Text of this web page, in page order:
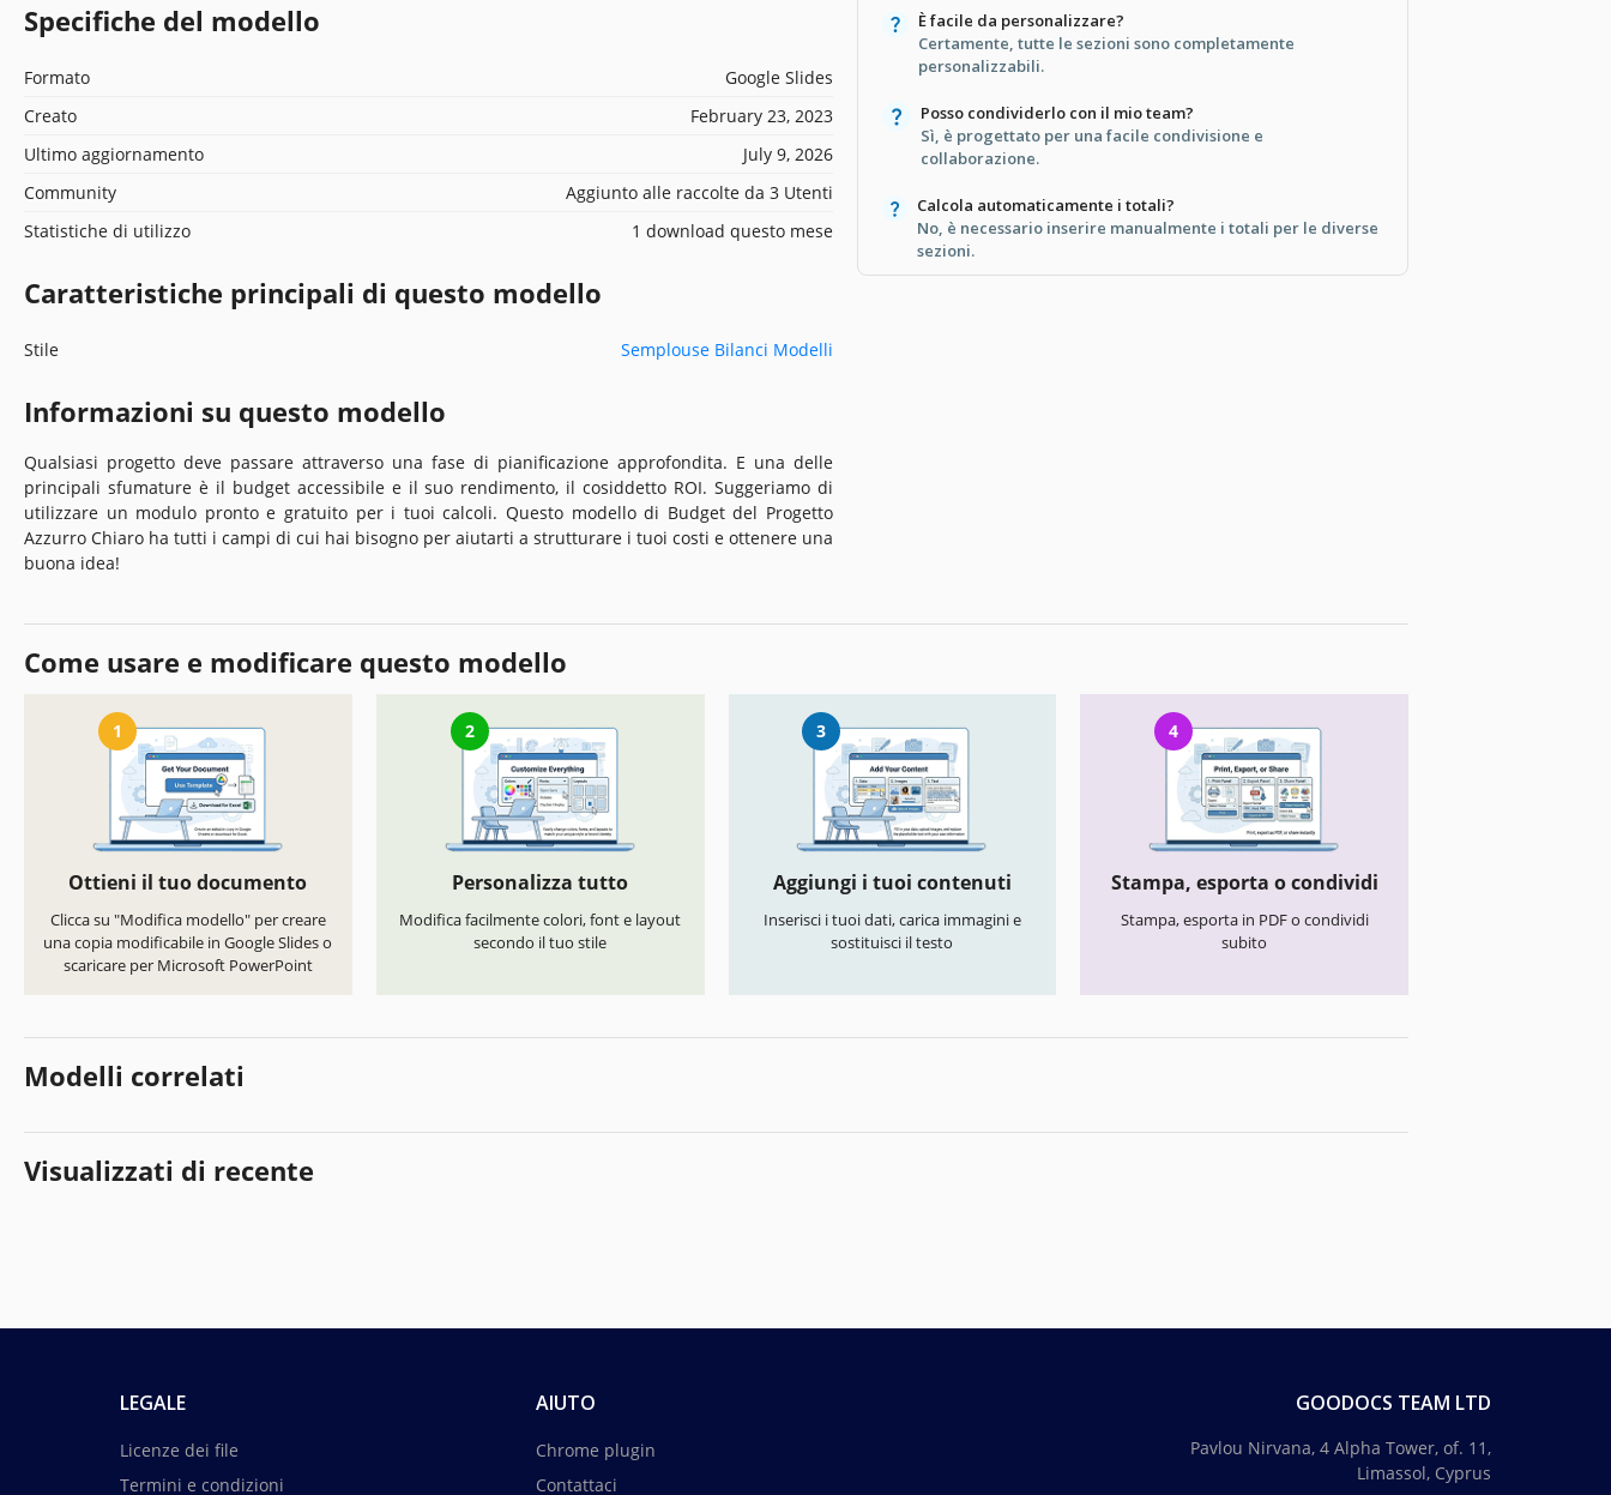
Specifiche del modello
Formato
Google Slides
Creato
February 23, 2023
Ultimo aggiornamento
July 9, 2026
Community
Aggiunto alle raccolte da 3 Utenti
Statistiche di utilizzo
1 download questo mese
Caratteristiche principali di questo modello
Stile Semplouse Bilanci Modelli
Informazioni su questo modello
Qualsiasi progetto deve passare attraverso una fase di pianificazione approfondita. E una delle
principali sfumature è il budget accessibile e il suo rendimento, il cosiddetto ROI. Suggeriamo di
utilizzare un modulo pronto e gratuito per i tuoi calcoli. Questo modello di Budget del Progetto
Azzurro Chiaro ha tutti i campi di cui hai bisogno per aiutarti a strutturare i tuoi costi e ottenere una
buona idea!
È facile da personalizzare?
Certamente, tutte le sezioni sono completamente
personalizzabili.
Posso condividerlo con il mio team?
Sì, è progettato per una facile condivisione e
collaborazione.
Calcola automaticamente i totali?
No, è necessario inserire manualmente i totali per le diverse
sezioni.
Come usare e modificare questo modello
1
Ottieni il tuo documento
Clicca su "Modifica modello" per creare
una copia modificabile in Google Slides o
scaricare per Microsoft PowerPoint
2
Personalizza tutto
Modifica facilmente colori, font e layout
secondo il tuo stile
3
Aggiungi i tuoi contenuti
Inserisci i tuoi dati, carica immagini e
sostituisci il testo
4
Stampa, esporta o condividi
Stampa, esporta in PDF o condividi
subito
Modelli correlati
Visualizzati di recente
LEGALE
Licenze dei file
Termini e condizioni
AIUTO
Chrome plugin
Contattaci
GOODOCS TEAM LTD
Pavlou Nirvana, 4 Alpha Tower, of. 11,
Limassol, Cyprus